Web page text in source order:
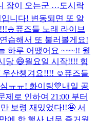
잠이 오는군 …도시락
니다! 변동되면 또 알
퓨즈들 노래 라이브
습해서 또 불러볼게요!
하루 어땠어요 ~~~!! 월
당 😄월요일 시작!!!! 힘
우산챙겨요!!!! ☺️ 퓨즈들
ㅠㅠ! 화이팅💙내일 공
제로 인하여 21:00 부터
보령 재밌었다!!🤩 서
에 한 행사 너무 즐거웠